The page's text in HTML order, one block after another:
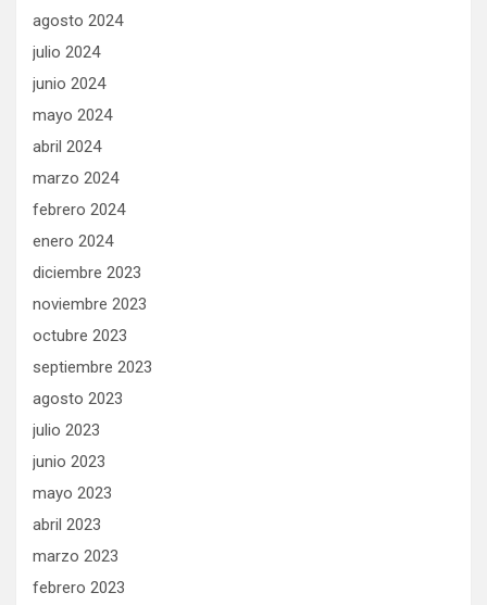
agosto 2024
julio 2024
junio 2024
mayo 2024
abril 2024
marzo 2024
febrero 2024
enero 2024
diciembre 2023
noviembre 2023
octubre 2023
septiembre 2023
agosto 2023
julio 2023
junio 2023
mayo 2023
abril 2023
marzo 2023
febrero 2023